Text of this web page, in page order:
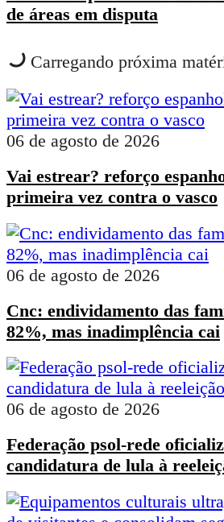
de áreas em disputa
Carregando próxima
06 de agosto de 2026
Vai estrear? reforço
primeira vez contra o vasco
06 de agosto de 2026
Cnc: endividamento das
82%, mas inadimplência cai
06 de agosto de 2026
Federação psol-rede
candidatura de lula à